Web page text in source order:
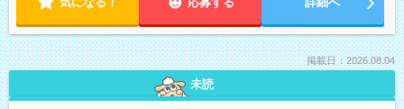
掲載日：2026.08.04
未読